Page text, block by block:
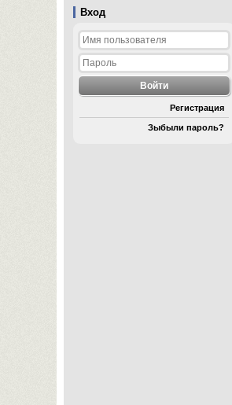
Вход
Регистрация
Зыбыли пароль?